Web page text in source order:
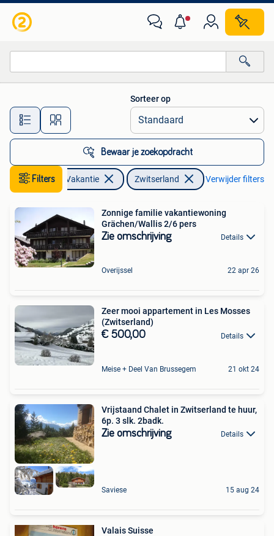
Alle afstanden…
Sorteer op
Bewaar je zoekopdracht
Filters Vakantie Zwitserland Verwijder filters
Zonnige familie vakantiewoning
Grächen/Wallis 2/6 pers
Zie omschrijving Details
Overijssel 22 apr 26
Zeer mooi appartement in Les Mosses
(Zwitserland)
€ 500,00 Details
Meise + Deel Van Brussegem 21 okt 24
Vrijstaand Chalet in Zwitserland te huur,
6p. 3 slk. 2badk.
Zie omschrijving Details
Saviese 15 aug 24
Valais Suisse